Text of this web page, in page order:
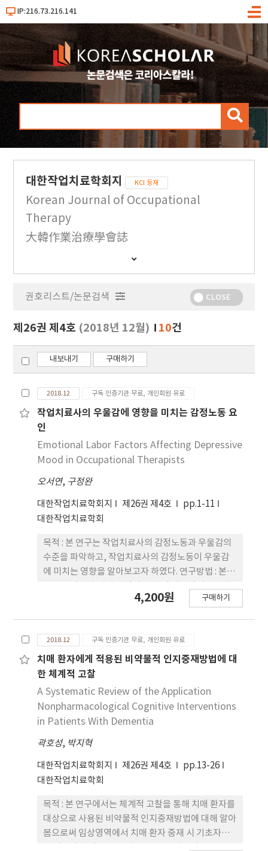
IP:216.73.216.141
메
검
대한작업치료학회지 KCI 등재
Korean Journal of Occupational
Therapy
大韓作業治療學會誌
간
행
보
기
권호리스트/논문검색 CLOSE
제26권 제4호 (2018년 12월) 10건
내보내기 구매하기
2018.12 구독 인증기관 무료, 개인회원 유료
작업치료사의 우울감에 영향을 미치는 감정노동 요
인
Emotional Labor Factors Affecting Depressive
Mood in Occupational Therapists
오서연, 구정완
대한작업치료학회지 제26권 제4호
pp.1-11
대한작업치료학회
목적 : 본 연구는 작업치료사의 감정노동과 우울감의
수준을 파악하고, 작업치료사의 감정노동이 우울감
에 미치는 영향을 알아보고자 하였다. 연구방법 : 본
고 있는 임상 작업치료사를 대상으로 하였다. 일반적
제외한 210부를 대상으로 분석하였다. 감정노동의 요
인을 독립변수로 하고, 카이제곱 검정 결과 유의한 결
과를 보인 일반적 특성과 직업관련 특성 변수들을 보
정변수로 투입하였으며, 우울 여부를 종속변수로 하
여 다변량 로지스틱 회귀분석을 실시하였다. 결과 : 감
정노동의 구성요소인 감정노동의 빈도(OR 1.699,
(OR 1.436, 95% CI 1.070-1.928), 감정의 부조화
(OR 1.866, 95% CI 1.336-2.607)는 모두 우울에 유
의한 영향을 나타냈다. 성별에서는 남성보다 여성에
서(OR 5.736, 95% CI 1.746-18.846), 1일 근무시간
에서는 8시간 이하보다 8시간 초과가(OR 8.609,
95% CI 2.306-32.137), 치료 대상자는 성인보다 아
동을 담당하는 작업치료사에서(OR 4.249, 95% CI
1.668-10.824) 우울 가능성이 유의하게 높게 나타났
4,200원 구매하기
2018.12 구독 인증기관 무료, 개인회원 유료
치매 환자에게 적용된 비약물적 인지중재방법에 대
한 체계적 고찰
A Systematic Review of the Application
Nonpharmacological Cognitive Interventions
in Patients With Dementia
곽호성, 박지혁
대한작업치료학회지 제26권 제4호
pp.13-26
대한작업치료학회
목적 : 본 연구에서는 체계적 고찰을 통해 치매 환자를
대상으로 사용된 비약물적 인지중재방법에 대해 알아
봄으로써 임상영역에서 치매 환자 중재 시 기초자료